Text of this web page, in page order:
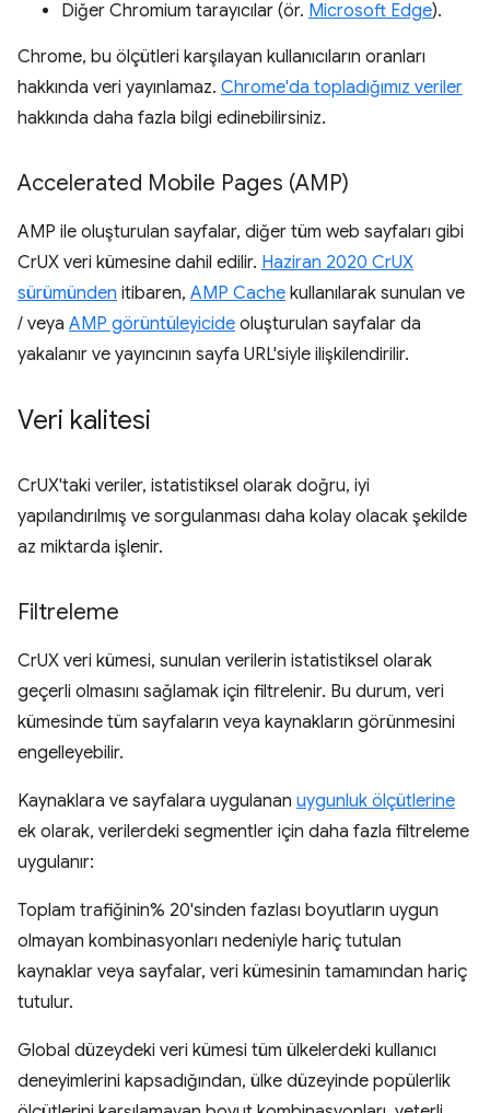
Diğer Chromium tarayıcılar (ör. Microsoft Edge).
Chrome, bu ölçütleri karşılayan kullanıcıların oranları
hakkında veri yayınlamaz. Chrome'da topladığımız veriler
hakkında daha fazla bilgi edinebilirsiniz.
Accelerated Mobile Pages (AMP)
AMP ile oluşturulan sayfalar, diğer tüm web sayfaları gibi
CrUX veri kümesine dahil edilir. Haziran 2020 CrUX
sürümünden itibaren, AMP Cache kullanılarak sunulan ve
/ veya AMP görüntüleyicide oluşturulan sayfalar da
yakalanır ve yayıncının sayfa URL'siyle ilişkilendirilir.
Veri kalitesi
CrUX'taki veriler, istatistiksel olarak doğru, iyi
yapılandırılmış ve sorgulanması daha kolay olacak şekilde
az miktarda işlenir.
Filtreleme
CrUX veri kümesi, sunulan verilerin istatistiksel olarak
geçerli olmasını sağlamak için filtrelenir. Bu durum, veri
kümesinde tüm sayfaların veya kaynakların görünmesini
engelleyebilir.
Kaynaklara ve sayfalara uygulanan uygunluk ölçütlerine
ek olarak, verilerdeki segmentler için daha fazla filtreleme
uygulanır:
Toplam trafiğinin% 20'sinden fazlası boyutların uygun
olmayan kombinasyonları nedeniyle hariç tutulan
kaynaklar veya sayfalar, veri kümesinin tamamından hariç
tutulur.
Global düzeydeki veri kümesi tüm ülkelerdeki kullanıcı
deneyimlerini kapsadığından, ülke düzeyinde popülerlik